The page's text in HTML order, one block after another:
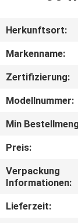
ÜBER
UNS
FABRIK-
AUSFLUG
TRETEN
SIE
Herkunftsort:
Markenname:
Zertifizierung:
Modellnummer:
Min
Preis:
Verpackung
Informationen:
Lieferzeit: